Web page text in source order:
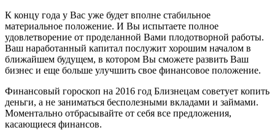
К концу года у Вас уже будет вполне стабильное
материальное положение. И Вы испытаете полное
удовлетворение от проделанной Вами плодотворной работы.
Ваш наработанный капитал послужит хорошим началом в
ближайшем будущем, в котором Вы сможете развить Ваш
бизнес и еще больше улучшить свое финансовое положение.
Финансовый гороскоп на 2016 год Близнецам советует копить
деньги, а не заниматься бесполезными вкладами и займами.
Моментально отбрасывайте от себя все предложения,
касающиеся финансов.